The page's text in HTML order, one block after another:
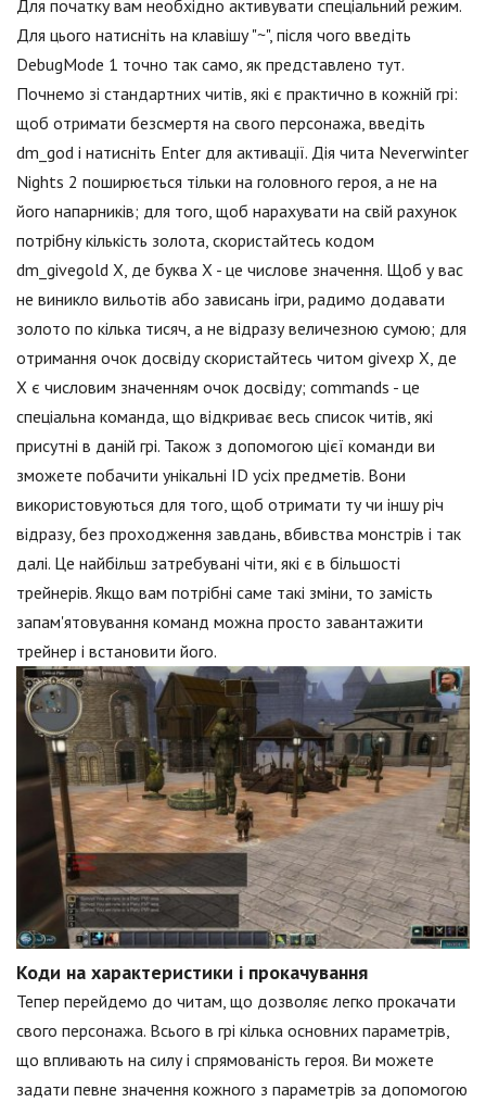
Для початку вам необхідно активувати спеціальний режим.
Для цього натисніть на клавішу "~", після чого введіть
DebugMode 1 точно так само, як представлено тут.
Почнемо зі стандартних читів, які є практично в кожній грі:
щоб отримати безсмертя на свого персонажа, введіть
dm_god і натисніть Enter для активації. Дія чита Neverwinter
Nights 2 поширюється тільки на головного героя, а не на
його напарників; для того, щоб нарахувати на свій рахунок
потрібну кількість золота, скористайтесь кодом
dm_givegold X, де буква X - це числове значення. Щоб у вас
не виникло вильотів або зависань ігри, радимо додавати
золото по кілька тисяч, а не відразу величезною сумою; для
отримання очок досвіду скористайтесь читом givexp X, де
X є числовим значенням очок досвіду; commands - це
спеціальна команда, що відкриває весь список читів, які
присутні в даній грі. Також з допомогою цієї команди ви
зможете побачити унікальні ID усіх предметів. Вони
використовуються для того, щоб отримати ту чи іншу річ
відразу, без проходження завдань, вбивства монстрів і так
далі. Це найбільш затребувані чіти, які є в більшості
трейнерів. Якщо вам потрібні саме такі зміни, то замість
запам'ятовування команд можна просто завантажити
трейнер і встановити його.
Коди на характеристики і прокачування
Тепер перейдемо до читам, що дозволяє легко прокачати
свого персонажа. Всього в грі кілька основних параметрів,
що впливають на силу і спрямованість героя. Ви можете
задати певне значення кожного з параметрів за допомогою